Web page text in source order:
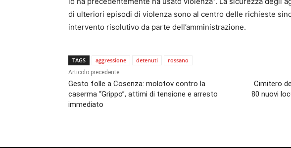
di ulteriori episodi di violenza sono al centro delle richieste
intervento risolutivo da parte dell’amministrazione.
TAGS aggressione detenuti rossano
Articolo precedente
Gesto folle a Cosenza: molotov contro la
caserma “Grippo”, attimi di tensione e arresto
immediato
Cimitero
80 nuovi